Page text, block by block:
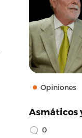
Opiniones
Asmáticos
0